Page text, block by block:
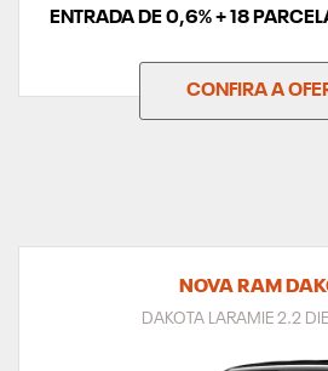
ENTRADA DE 0,6% + 18
CONFIRA A
NOVA RAM
DAKOTA LARAMIE 2.2